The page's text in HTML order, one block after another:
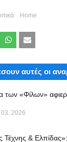
Home
αυτές οι
των «Φίλων»
2026
Τέχνης &